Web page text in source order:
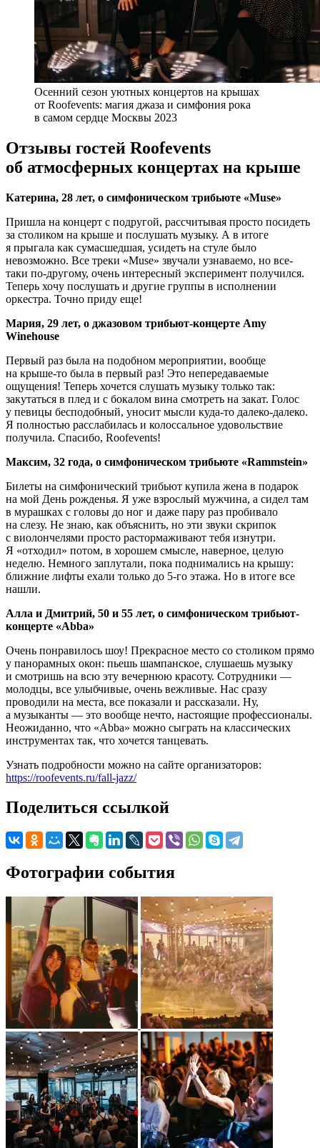
Осенний сезон уютных концертов на крышах
от Roofevents: магия джаза и симфония рока
в самом сердце Москвы 2023
Отзывы гостей Roofevents
об атмосферных концертах на крыше
Катерина, 28 лет, о симфоническом трибьюте «Muse»
Пришла на концерт с подругой, рассчитывая просто посидеть
за столиком на крыше и послушать музыку. А в итоге
я прыгала как сумасшедшая, усидеть на стуле было
невозможно. Все треки «Muse» звучали узнаваемо, но все-
таки по-другому, очень интересный эксперимент получился.
Теперь хочу послушать и другие группы в исполнении
оркестра. Точно приду еще!
Мария, 29 лет, о джазовом трибьют-концерте Amy
Winehouse
Первый раз была на подобном мероприятии, вообще
на крыше-то была в первый раз! Это непередаваемые
ощущения! Теперь хочется слушать музыку только так:
закутаться в плед и с бокалом вина смотреть на закат. Голос
у певицы бесподобный, уносит мысли куда-то далеко-далеко.
Я полностью расслабилась и колоссальное удовольствие
получила. Спасибо, Roofevents!
Максим, 32 года, о симфоническом трибьюте «Rammstein»
Билеты на симфонический трибьют купила жена в подарок
на мой День рожденья. Я уже взрослый мужчина, а сидел там
в мурашках с головы до ног и даже пару раз пробивало
на слезу. Не знаю, как объяснить, но эти звуки скрипок
с виолончелями просто растормаживают тебя изнутри.
Я «отходил» потом, в хорошем смысле, наверное, целую
неделю. Немного заплутали, пока поднимались на крышу:
ближние лифты ехали только до 5-го этажа. Но в итоге все
нашли.
Алла и Дмитрий, 50 и 55 лет, о симфоническом трибьют-
концерте «Abba»
Очень понравилось шоу! Прекрасное место со столиком прямо
у панорамных окон: пьешь шампанское, слушаешь музыку
и смотришь на всю эту вечернюю красоту. Сотрудники —
молодцы, все улыбчивые, очень вежливые. Нас сразу
проводили на места, все показали и рассказали. Ну,
а музыканты — это вообще нечто, настоящие профессионалы.
Неожиданно, что «Abba» можно сыграть на классических
инструментах так, что хочется танцевать.
Узнать подробности можно на сайте организаторов:
https://roofevents.ru/fall-jazz/
Поделиться ссылкой
Фотографии события